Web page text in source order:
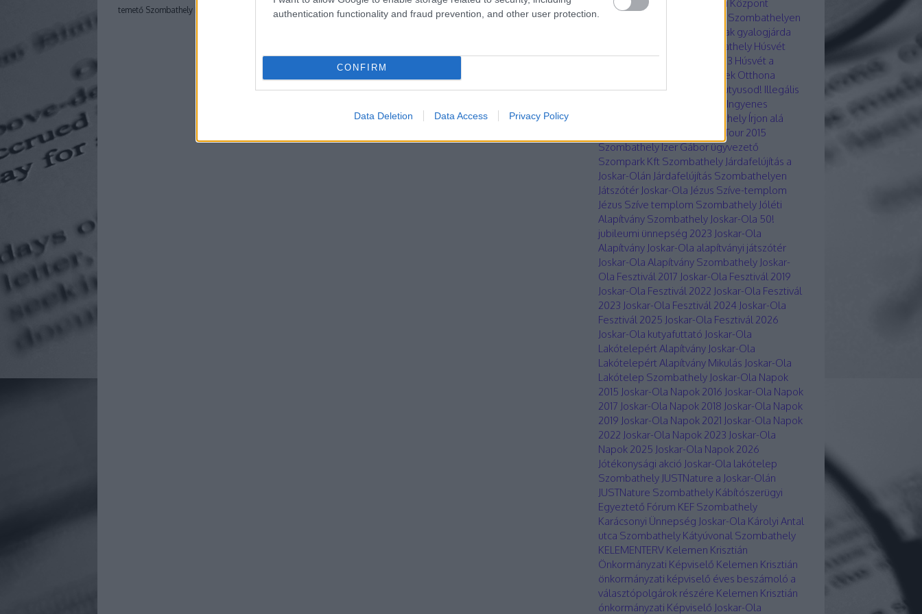
authentication functionality and fraud prevention, and other user protection.
CONFIRM
Data Deletion Data Access Privacy Policy
temető Szombathely
Horvát Nemzetiségi Oktatási Központ
Szombathely
Hőségriasztás Szombathelyen
Hunyadi utcai Gyöngyös-patak gyalogjárda
Hunyadú út Szombathely Húsvét
2017Húsvét 2019 Húsvét 2023 Húsvét a
Idősek Otthona
Barátság utcaÍgy neveld a kutyusod! Illegális
Ingyenes
LEDcsere program Szombathely Írjon alá
Iron Cross Tour 2015
SzombathelyIzer Gábor ügyvezető
Szompark Kft Szombathely Járdafelújítás a
Joskar-Olán Járdafelújítás Szombathelyen
Játszótér Joskar-Ola Jézus Szíve-templom
Jézus Szíve templom Szombathely Jóléti
Alapítvány Szombathely Joskar-Ola 50!
jubileumi ünnepség 2023 Joskar-Ola
Alapítvány Joskar-Ola alapítványi játszótér
Joskar-Ola Alapítvány Szombathely Joskar-
Ola Fesztivál 2017 Joskar-Ola Fesztivál 2019
Joskar-Ola Fesztivál 2022 Joskar-Ola Fesztivál
2023 Joskar-Ola Fesztivál 2024 Joskar-Ola
Fesztivál 2025 Joskar-Ola Fesztivál 2026
Joskar-Ola kutyafuttató Joskar-Ola
Lakótelepért Alapítvány Joskar-Ola
Lakótelepért Alapítvány Mikulás Joskar-Ola
Lakótelep Szombathely Joskar-Ola Napok
2015 Joskar-Ola Napok 2016 Joskar-Ola Napok
2017 Joskar-Ola Napok 2018 Joskar-Ola Napok
2019 Joskar-Ola Napok 2021 Joskar-Ola Napok
2022 Joskar-Ola Napok 2023 Joskar-Ola
Napok 2025 Joskar-Ola Napok 2026
Jótékonysági akció Joskar-Ola lakótelep
Szombathely JUSTNature a Joskar-Olán
JUSTNature Szombathely Kábítószerügyi
Egyeztető Fórum KEF Szombathely
Karácsonyi Ünnepség Joskar-Ola Károlyi Antal
utca Szombathely Kátyúvonal Szombathely
KELEMENTERV Kelemen Krisztián
Önkormányzati Képviselő Kelemen Krisztián
önkormányzati képviselő éves beszámoló a
választópolgárok részére Kelemen Krisztián
ónkormányzati Képviselő Joskar-Ola